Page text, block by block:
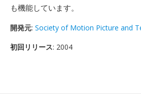
も機能しています。
開発元: Society of Motion Picture and
初回リリース: 2004